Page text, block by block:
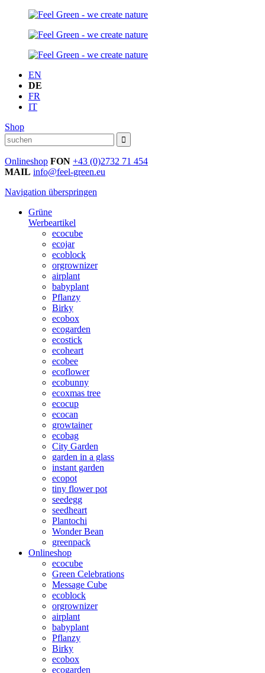
EN
DE
FR
IT
Shop
Onlineshop FON +43 (0)2732 71 454
MAIL info@feel-green.eu
Navigation überspringen
Grüne
Werbeartikel
ecocube
ecojar
ecoblock
orgrownizer
airplant
babyplant
Pflanzy
Birky
ecobox
ecogarden
ecostick
ecoheart
ecobee
ecoflower
ecobunny
ecoxmas tree
ecocup
ecocan
growtainer
ecobag
City Garden
garden in a glass
instant garden
ecopot
tiny flower pot
seedegg
seedheart
Plantochi
Wonder Bean
greenpack
Onlineshop
ecocube
Green Celebrations
Message Cube
ecoblock
orgrownizer
airplant
babyplant
Pflanzy
Birky
ecobox
ecogarden